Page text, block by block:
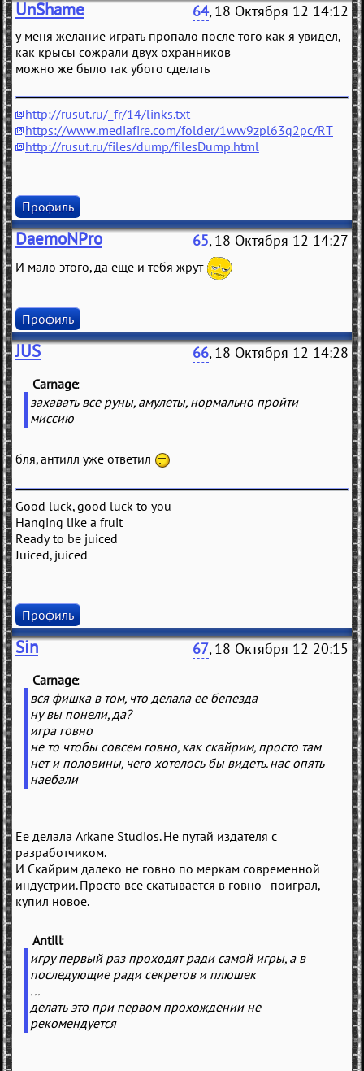
UnShame 64, 18 Октября 12 14:12
у меня желание играть пропало после того как я увидел,
как крысы сожрали двух охранников
можно же было так убого сделать
http://rusut.ru/_fr/14/links.txt
https://www.mediafire.com/folder/1ww9zpl63q2pc/RT
http://rusut.ru/files/dump/filesDump.html
Профиль
DaemoNPro 65, 18 Октября 12 14:27
И мало этого, да еще и тебя жрут
Профиль
JUS 66, 18 Октября 12 14:28
Carnage
захавать все руны, амулеты, нормально пройти
миссию
бля, антилл уже ответил
Good luck, good luck to you
Hanging like a fruit
Ready to be juiced
Juiced, juiced
Профиль
Sin 67, 18 Октября 12 20:15
Carnage
вся фишка в том, что делала ее бепезда
ну вы понели, да?
игра говно
не то чтобы совсем говно, как скайрим, просто там
нет и половины, чего хотелось бы видеть. нас опять
наебали
Ее делала Arkane Studios. Не путай издателя с
разработчиком.
И Скайрим далеко не говно по меркам современной
индустрии. Просто все скатывается в говно - поиграл,
купил новое.
Antill
игру первый раз проходят ради самой игры, а в
последующие ради секретов и плюшек
...
делать это при первом прохождении не
рекомендуется